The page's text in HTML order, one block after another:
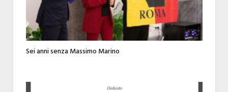
Sei anni senza Massimo Marino